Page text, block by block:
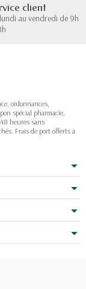
client
au vendredi de 9h
ordonnances,
spécial pharmacie,
heures sans
Frais de port offerts à